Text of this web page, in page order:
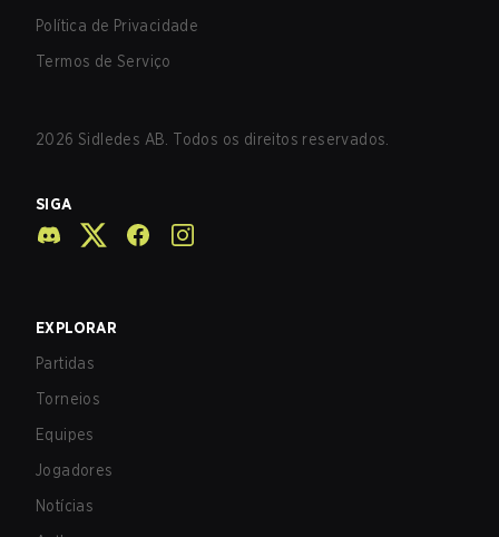
Política de Privacidade
Termos de Serviço
2026 Sidledes AB. Todos os direitos reservados.
SIGA
EXPLORAR
Partidas
Torneios
Equipes
Jogadores
Notícias